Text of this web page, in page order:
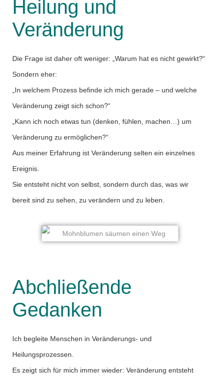
Heilung und
Veränderung
Die Frage ist daher oft weniger: „Warum hat es nicht gewirkt?“
Sondern eher:
„In welchem Prozess befinde ich mich gerade – und welche
Veränderung zeigt sich schon?“
„Kann ich noch etwas tun (denken, fühlen, machen…) um
Veränderung zu ermöglichen?“
Aus meiner Erfahrung ist Veränderung selten ein einzelnes
Ereignis.
Sie entsteht nicht von selbst, sondern durch das, was wir
bereit sind zu sehen, zu verändern und zu leben.
Abchließende
Gedanken
Ich begleite Menschen in Veränderungs- und
Heilungsprozessen.
Es zeigt sich für mich immer wieder: Veränderung entsteht